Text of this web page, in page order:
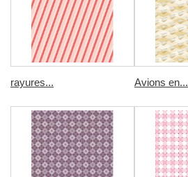
rayures... Avions en...